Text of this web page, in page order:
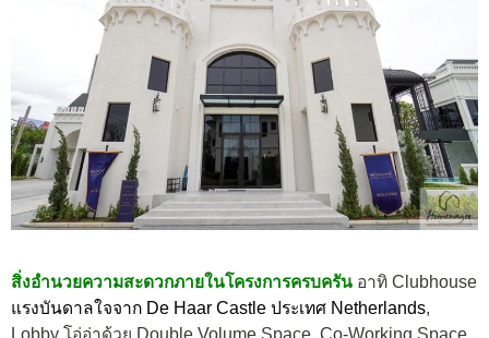
สิ่งอำนวยความสะดวกภายในโครงการครบครัน อาทิ Clubhouse
แรงบันดาลใจจาก De Haar Castle ประเทศ Netherlands,
Lobby โอ่อ่าด้วย Double Volume Space, Co-Working Space